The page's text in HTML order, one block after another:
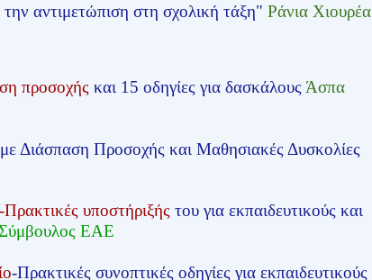
την αντιμετώπιση στη σχολική τάξη" Ράνια Χιουρέα
προσοχής και 15 οδηγίες για δασκάλους Άσπα
με Διάσπαση Προσοχής και Μαθησιακές Δυσκολίες
υποστήριξής του για εκπαιδευτικούς και
ΕΑΕ
-Πρακτικές συνοπτικές οδηγίες για εκπαιδευτικούς